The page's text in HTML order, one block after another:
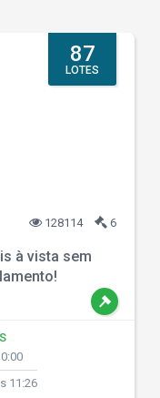
87
LOTES
128114 6
à vista sem
11:26